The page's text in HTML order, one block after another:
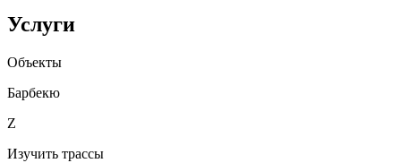
Услуги
Объекты
Барбекю
Z
Изучить трассы